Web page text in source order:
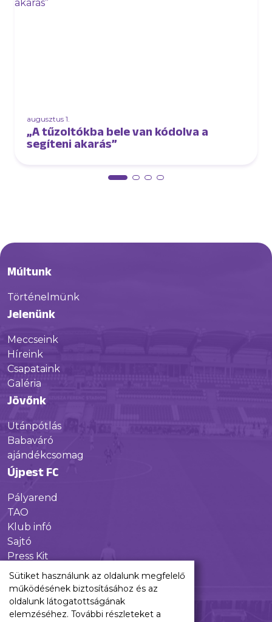
augusztus 1.
„A tűzoltókba bele van kódolva a
segíteni akarás”
Múltunk
Történelmünk
Jelenünk
Meccseink
Híreink
Csapataink
Galéria
Jövőnk
Utánpótlás
Babaváró
ajándékcsomag
Újpest FC
Pályarend
TAO
Klub infó
Sajtó
Press Kit
Újpest FC Shop
Digitális felületeink
Facebook
Sütiket használunk az oldalunk megfelelő
működésének biztosításához és az
oldalunk látogatottságának
elemzéséhez. További részleteket a